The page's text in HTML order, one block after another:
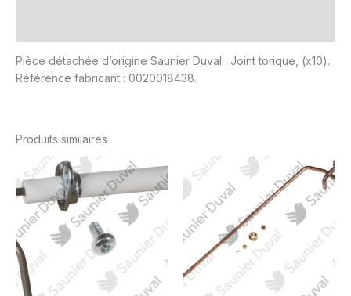
Pièce détachée d’origine Saunier Duval : Joint torique, (x10).
Référence fabricant : 0020018438.
Produits similaires